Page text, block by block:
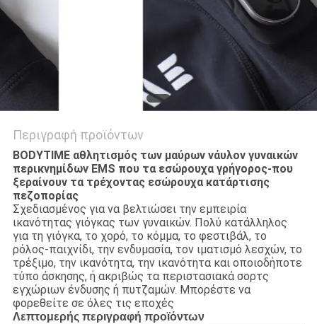
Περιγραφή προϊόντων
BODYTIME αθλητισμός των μαύρων νάυλον γυναικών
περικνημίδων EMS που τα εσώρουχα γρήγορος-που
ξεραίνουν τα τρέχοντας εσώρουχα κατάρτισης
πεζοπορίας
Σχεδιασμένος για να βελτιώσει την εμπειρία
ικανότητας γιόγκας των γυναικών. Πολύ κατάλληλος
για τη γιόγκα, το χορό, το κόμμα, το φεστιβάλ, το
ρόλος-παιχνίδι, την ενδυμασία, τον ιματισμό λεσχών, το
τρέξιμο, την ικανότητα, την ικανότητα και οποιοδήποτε
τύπο άσκησης, ή ακριβώς τα περιστασιακά σορτς
εγχώριων ένδυσης ή πυτζαμών. Μπορέστε να
φορεθείτε σε όλες τις εποχές
Λεπτομερής περιγραφή προϊόντων